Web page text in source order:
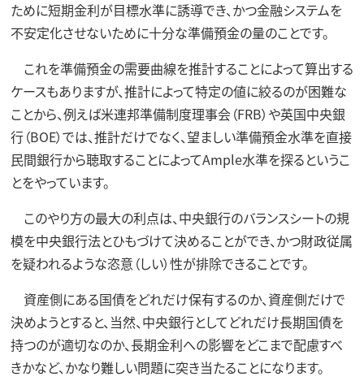
ために短期金利が目標水準に誘導でき、かつ金融システムを
不安定化させないために十分な準備預金の量のことです。
これを準備預金の需要曲線を推計することによって算出する
ケースもありますが、推計によって特定の値に絞るのが困難な
ことから、例えば米連邦準備制度理事会（FRB）や英国中央銀
行（BOE）では、推計だけでなく、望ましい準備預金水準を直接
民間銀行から聴取することによってAmple水準を探るというこ
とをやっています。
このやり方の最大の利点は、中央銀行のバランスシートの規
模を中央銀行法とひもづけて決めることができ、かつ財政従属
を疑われるような恣意（しい）性が排除できることです。
資産側にある国債をどれだけ保有するのか、資産側だけで
決めようとすると、当然、中央銀行としてどれだけ長期国債を
持つのが適切なのか、長期金利への影響をどこまで配慮すべ
きかなど、かなり難しい問題に突き当たることになります。